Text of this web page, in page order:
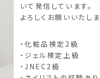
いて発信しています。
よろしくお願いいたしま
・化粧品検定2級
・ジェル検定上級
・JNEC2級